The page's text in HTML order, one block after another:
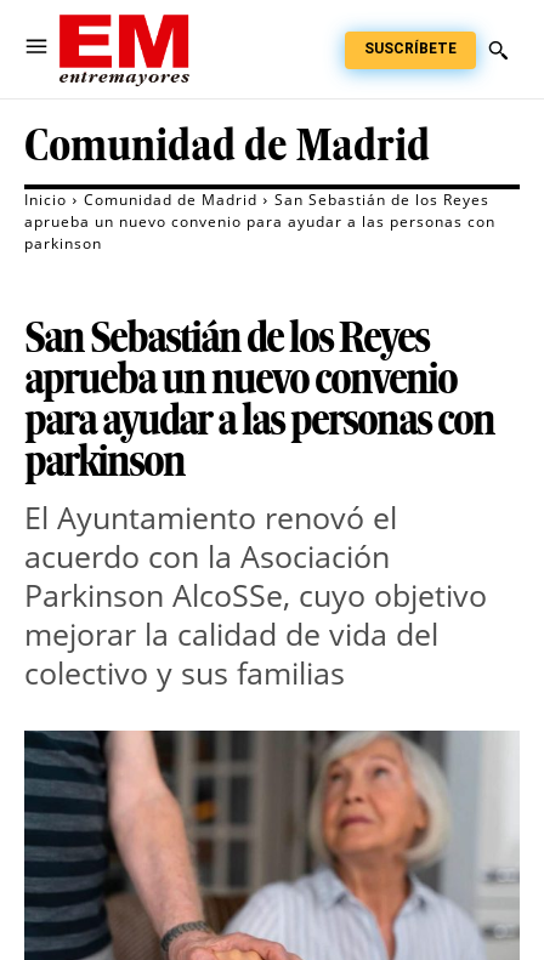
SUSCRÍBETE
Comunidad de Madrid
Inicio Comunidad de Madrid
San Sebastián de los Reyes
aprueba un nuevo convenio para ayudar a las personas con
parkinson
San Sebastián de los Reyes
aprueba un nuevo convenio
para ayudar a las personas con
parkinson
El Ayuntamiento renovó el
acuerdo con la Asociación
Parkinson AlcoSSe, cuyo objetivo
mejorar la calidad de vida del
colectivo y sus familias